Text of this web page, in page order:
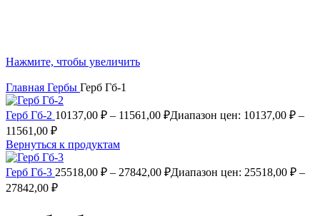
Нажмите, чтобы увеличить
Главная Гербы Герб Гб-1
Герб Гб-2 10137,00 ₽ – 11561,00 ₽Диапазон цен: 10137,00 ₽ –
11561,00 ₽
Вернуться к продуктам
Герб Гб-3 25518,00 ₽ – 27842,00 ₽Диапазон цен: 25518,00 ₽ –
27842,00 ₽